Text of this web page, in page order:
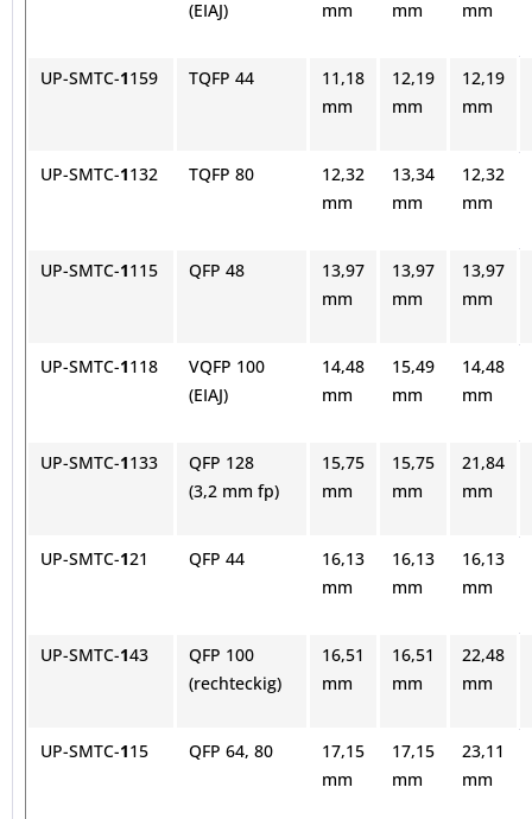
(EIAJ)
mm
mm
mm
UP-SMTC-1159 TQFP 44
11,18
mm
12,19
mm
12,19
mm
UP-SMTC-1132 TQFP 80
12,32
mm
13,34
mm
12,32
mm
UP-SMTC-1115 QFP 48
13,97
mm
13,97
mm
13,97
mm
UP-SMTC-1118
VQFP 100
(EIAJ)
14,48
mm
15,49
mm
14,48
mm
UP-SMTC-1133
QFP 128
(3,2 mm fp)
15,75
mm
15,75
mm
21,84
mm
UP-SMTC-121 QFP 44
16,13
mm
16,13
mm
16,13
mm
UP-SMTC-143
QFP 100
(rechteckig)
16,51
mm
16,51
mm
22,48
mm
UP-SMTC-115 QFP 64, 80
17,15
mm
17,15
mm
23,11
mm